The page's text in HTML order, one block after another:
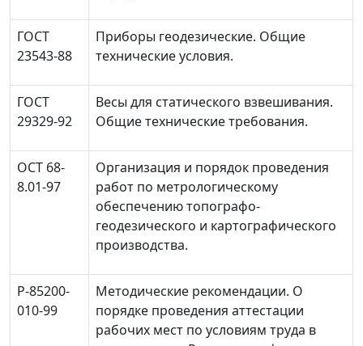
ГОСТ
23543-88
Приборы геодезические. Общие
технические условия.
ГОСТ
29329-92
Весы для статического взвешивания.
Общие технические требования.
ОСТ 68-
8.01-97
Организация и порядок проведения
работ по метрологическому
обеспечению топографо-
геодезического и картографического
производства.
Р-85200-
010-99
Методические рекомендации. О
порядке проведения аттестации
рабочих мест по условиям труда в